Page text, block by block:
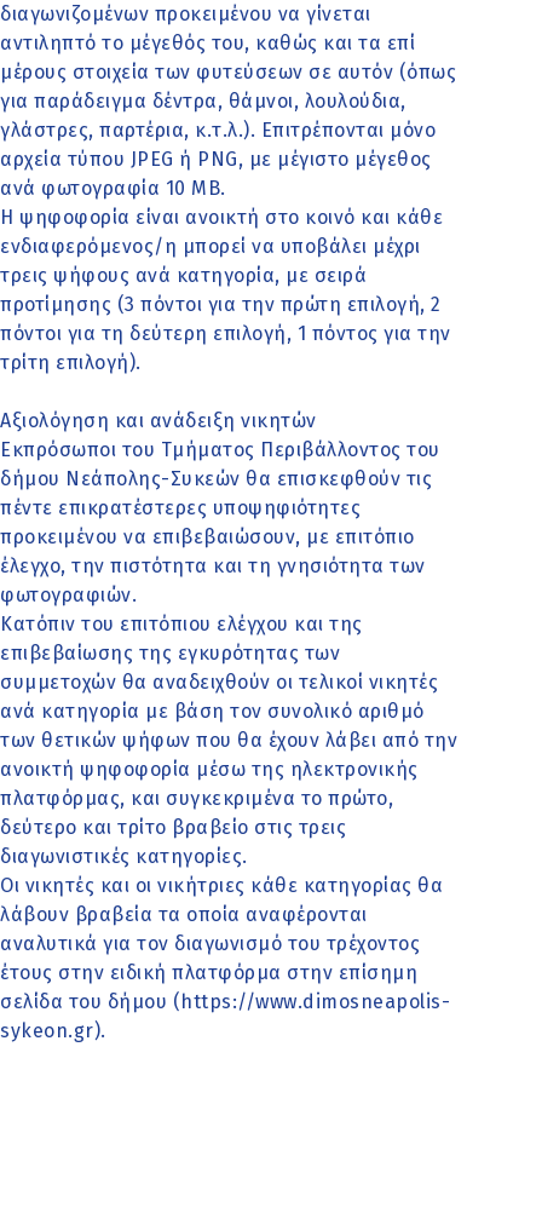
διαγωνιζομένων προκειμένου να γίνεται
αντιληπτό το μέγεθός του, καθώς και τα επί
μέρους στοιχεία των φυτεύσεων σε αυτόν (όπως
για παράδειγμα δέντρα, θάμνοι, λουλούδια,
γλάστρες, παρτέρια, κ.τ.λ.). Επιτρέπονται μόνο
αρχεία τύπου JPEG ή PNG, με μέγιστο μέγεθος
ανά φωτογραφία 10 MB.
Η ψηφοφορία είναι ανοικτή στο κοινό και κάθε
ενδιαφερόμενος/η μπορεί να υποβάλει μέχρι
τρεις ψήφους ανά κατηγορία, με σειρά
προτίμησης (3 πόντοι για την πρώτη επιλογή, 2
πόντοι για τη δεύτερη επιλογή, 1 πόντος για την
τρίτη επιλογή).
Αξιολόγηση και ανάδειξη νικητών
Εκπρόσωποι του Τμήματος Περιβάλλοντος του
δήμου Νεάπολης-Συκεών θα επισκεφθούν τις
πέντε επικρατέστερες υποψηφιότητες
προκειμένου να επιβεβαιώσουν, με επιτόπιο
έλεγχο, την πιστότητα και τη γνησιότητα των
φωτογραφιών.
Κατόπιν του επιτόπιου ελέγχου και της
επιβεβαίωσης της εγκυρότητας των
συμμετοχών θα αναδειχθούν οι τελικοί νικητές
ανά κατηγορία με βάση τον συνολικό αριθμό
των θετικών ψήφων που θα έχουν λάβει από την
ανοικτή ψηφοφορία μέσω της ηλεκτρονικής
πλατφόρμας, και συγκεκριμένα το πρώτο,
δεύτερο και τρίτο βραβείο στις τρεις
διαγωνιστικές κατηγορίες.
Οι νικητές και οι νικήτριες κάθε κατηγορίας θα
λάβουν βραβεία τα οποία αναφέρονται
αναλυτικά για τον διαγωνισμό του τρέχοντος
έτους στην ειδική πλατφόρμα στην επίσημη
σελίδα του δήμου (https://www.dimosneapolis-
sykeon.gr).